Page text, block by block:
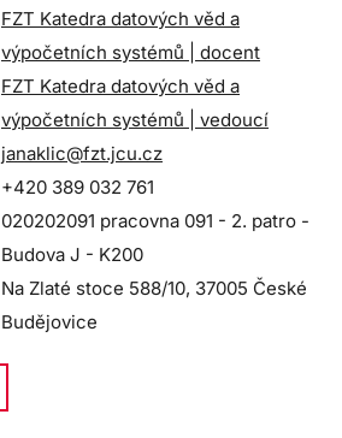
FZT Katedra datových věd a
výpočetních systémů | docent
FZT Katedra datových věd a
výpočetních systémů | vedoucí
janaklic@fzt.jcu.cz
+420 389 032 761
020202091 pracovna 091 - 2. patro -
Budova J - K200
Na Zlaté stoce 588/10, 37005 České
Budějovice